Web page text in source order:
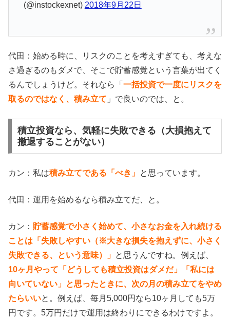
(@instockexnet) 2018年9月22日
代田：始める時に、リスクのことを考えすぎても、考えな
さ過ぎるのもダメで、そこで貯蓄感覚という言葉が出てく
るんでしょうけど。それなら「 一括投資で一度にリスクを
取るのではなく、積み立て 」で良いのでは、と。
積立投資なら、気軽に失敗できる（大損抱えて
撤退することがない）
カン：私は積み立てである「べき」 と思っています。
代田：運用を始めるなら積み立てだ、と。
カン： 貯蓄感覚で小さく始めて、小さなお金を入れ続ける
ことは「失敗しやすい（※大きな損失を抱えずに、小さく
失敗できる、という意味）」 と思うんですね。例えば、
10ヶ月やって「どうしても積立投資はダメだ」「私には
向いていない」と思ったときに、 次の月の積み立てをやめ
たらいいと。例えば、毎月5,000円なら10ヶ月しても5万
円です。5万円だけで運用は終わりにできるわけですよ。